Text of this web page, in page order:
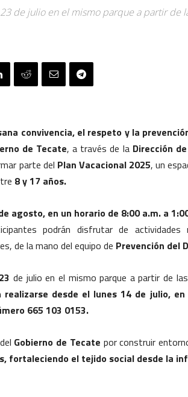
de julio en el mismo parque a partir de
convivencia, el respeto y la
de Tecate, a través de laDirección
parte del Plan Vacacional 2025, un
8 y 17 años.
agosto, en un horario de 8:00 a.m. a
podrán disfrutar de actividades
de la mano del equipo de Prevención del
de julio en el mismo parque a partir de las
desde el lunes 14 de julio,
665 103 0153.
Gobierno de Tecate por construir
fortaleciendo el tejido social desde la